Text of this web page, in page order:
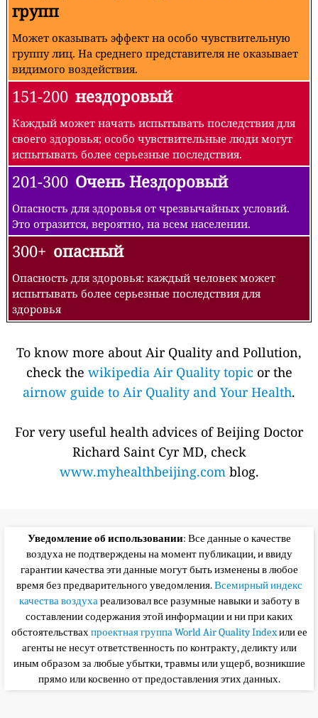
групп
Может оказывать эффект на особо чувствительную
группу лиц. На среднего представителя не оказывает
видимого воздействия.
151-200 нездоровый
Каждый может начать испытывать последствия для
своего здоровья; особо чувствительные люди могут
испытывать более серьезные последствия.
201-300 Очень Нездоровый
Опасность для здоровья от чрезвычайных условий.
Это отразится, вероятно, на всем населении.
300+ опасный
Опасность для здоровья: каждый человек может
испытывать более серьезные последствия для
здоровья
To know more about Air Quality and Pollution,
check the wikipedia Air Quality topic or the
airnow guide to Air Quality and Your Health.
For very useful health advices of Beijing Doctor
Richard Saint Cyr MD, check
www.myhealthbeijing.comblog.
Уведомление об использовании: Все данные о качестве
воздуха не подтверждены на момент публикации, и ввиду
гарантии качества эти данные могут быть изменены в любое
время без предварительного уведомления.Всемирный индекс
качества воздухареализовал все разумные навыки и заботу в
составлении содержания этой информации и ни при каких
обстоятельствахпроектная группа World Air Quality Indexили ее
агенты не несут ответственность по контракту, деликту или
иным образом за любые убытки, травмы или ущерб, возникшие
прямо или косвенно от предоставления этих данных.